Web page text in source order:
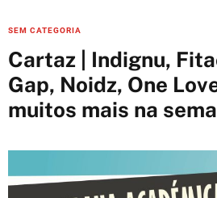
C
t
e
g
r
e
SEM CATEGORIA
Cartaz | Indignu,
Gap, Noidz, One
muitos mais na